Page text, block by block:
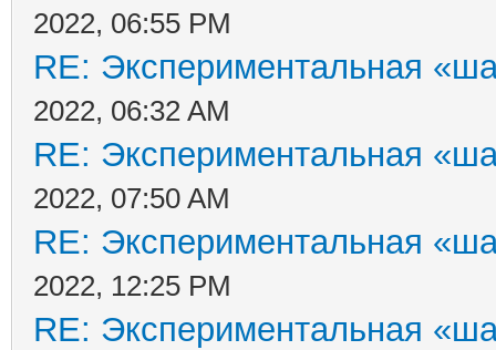
2022, 06:55 PM
RE: Экспериментальная
2022, 06:32 AM
RE: Экспериментальная
2022, 07:50 AM
RE: Экспериментальная
2022, 12:25 PM
RE: Экспериментальная